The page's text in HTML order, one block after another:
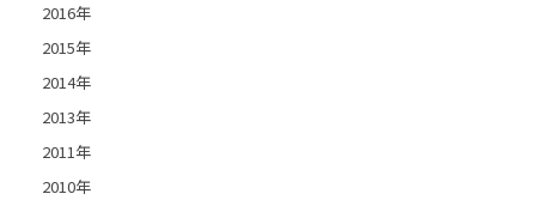
2016年
2015年
2014年
2013年
2011年
2010年